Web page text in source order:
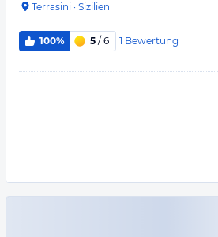
Terrasini · Sizilien
100% 5 / 6 1 Bewertung